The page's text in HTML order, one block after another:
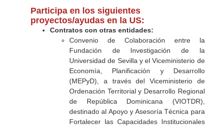
Participa en los siguientes
proyectos/ayudas en la US:
Contratos con otras entidades:
Convenio de Colaboración entre la
Fundación de Investigación de la
Universidad de Sevilla y el Viceministerio de
Economía, Planificación y Desarrollo
(MEPyD), a través del Viceministerio de
Ordenación Territorial y Desarrollo Regional
de República Dominicana (VIOTDR),
destinado al Apoyo y Asesoría Técnica para
Fortalecer las Capacidades Institucionales